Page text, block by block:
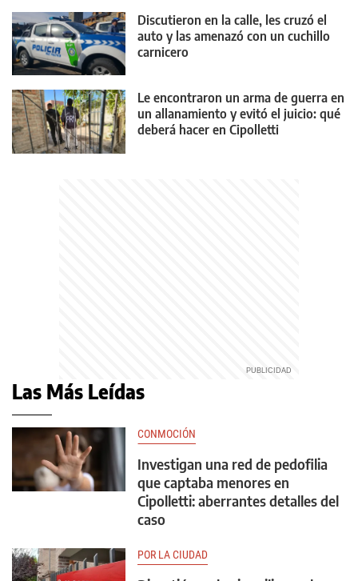
Discutieron en la calle, les cruzó el
auto y las amenazó con un cuchillo
carnicero
Le encontraron un arma de guerra en
un allanamiento y evitó el juicio: qué
deberá hacer en Cipolletti
Las Más Leídas
CONMOCIÓN
Investigan una red de pedofilia
que captaba menores en
Cipolletti: aberrantes detalles del
caso
POR LA CIUDAD